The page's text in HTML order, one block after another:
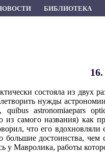
БИБЛИОТЕКА
состояла из двух
нужды
quibus astronomiaepars
из самого названия) как
что его
большие достоинства,
у Мавролика, работы